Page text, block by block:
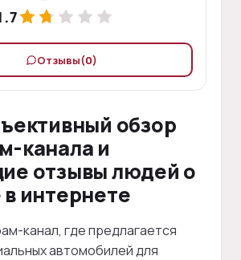
Отзывы(0)
обзор
канала и
отзывы людей о
интернете
канал, где предлагается
автомобилей для